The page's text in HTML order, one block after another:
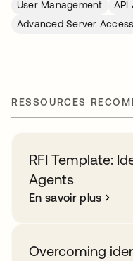
User Management
API
Advanced Server Access
RESSOURCES
RFI Template:
Agents
En savoir plus
Overcoming